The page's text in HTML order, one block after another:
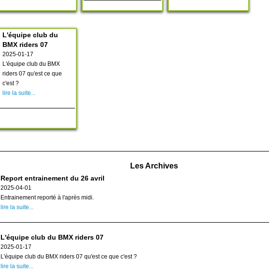
L'équipe club du
BMX riders 07
2025-01-17
L'équipe club du BMX
riders 07 qu'est ce que
c'est ?
lire la suite...
Les Archives
Report entrainement du 26 avril
2025-04-01
Entrainement reporté à l'après midi.
lire la suite...
L'équipe club du BMX riders 07
2025-01-17
L'équipe club du BMX riders 07 qu'est ce que c'est ?
lire la suite...